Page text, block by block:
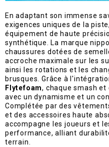
En adaptant son immense
exigences uniques de la piste,
équipement de haute
synthétique. La marque
chaussures dotées de
accroche maximale sur les
ainsi les rotations et les
brusques. Grâce à
Flytefoam, chaque smash
avec un dynamisme et un
Complétée par des
et des accessoires haute
accompagne les joueurs et
performance, alliant
terrain.